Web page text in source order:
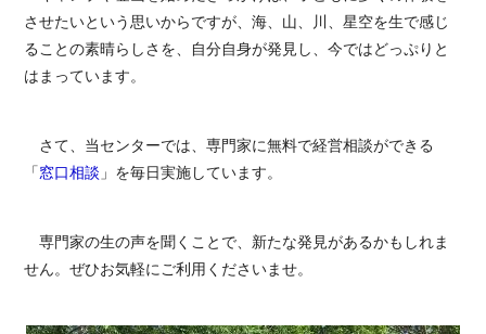
させたいという思いからですが、海、山、川、星空を生で感じ
ることの素晴らしさを、自分自身が発見し、今ではどっぷりと
はまっています。
さて、当センターでは、専門家に無料で経営相談ができる
「窓口相談 」を毎日実施しています。
専門家の生の声を聞くことで、新たな発見があるかもしれま
せん。ぜひお気軽にご利用くださいませ。